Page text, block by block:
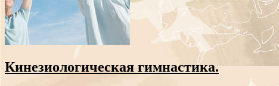
Кинезиологическая гимнастика.